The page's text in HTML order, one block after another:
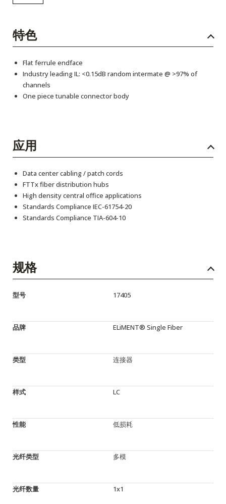
特色
Flat ferrule endface
Industry leading IL: <0.15dB random intermate @ >97% of
channels
One piece tunable connector body
应用
Data center cabling / patch cords
FTTx fiber distribution hubs
High density central office applications
Standards Compliance IEC-61754-20
Standards Compliance TIA-604-10
规格
型号 17405
品牌 ELiMENT® Single Fiber
类型 连接器
样式 LC
性能 低损耗
光纤类型 多模
光纤数量 1x1